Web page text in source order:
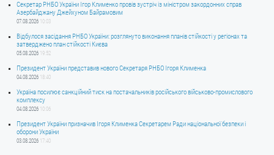
Секретар РНБО України Ігор Клименко провів зустріч із міністром закордонних справ
Азербайджану Джейхуном Байрамовим
07.08.2026 10:03
Відбулося засідання РНБО України: розглянуто виконання планів стійкості у регіонах та
затверджено план стійкості Києва
05.08.2026 19:52
Президент України представив нового Секретаря РНБО Ігоря Клименка
04.08.2026 18:40
Україна посилює санкційний тиск на постачальників російського військово-промислового
комплексу
04.08.2026 10:06
Президент України призначив Ігоря Клименка Секретарем Ради національної безпеки і
оборони України
03.08.2026 17:40